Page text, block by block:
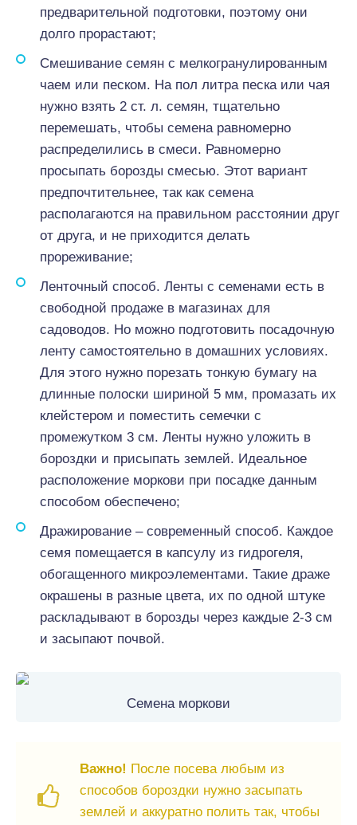
предварительной подготовки, поэтому они
долго прорастают;
Смешивание семян с мелкогранулированным
чаем или песком. На пол литра песка или чая
нужно взять 2 ст. л. семян, тщательно
перемешать, чтобы семена равномерно
распределились в смеси. Равномерно
просыпать борозды смесью. Этот вариант
предпочтительнее, так как семена
располагаются на правильном расстоянии друг
от друга, и не приходится делать
прореживание;
Ленточный способ. Ленты с семенами есть в
свободной продаже в магазинах для
садоводов. Но можно подготовить посадочную
ленту самостоятельно в домашних условиях.
Для этого нужно порезать тонкую бумагу на
длинные полоски шириной 5 мм, промазать их
клейстером и поместить семечки с
промежутком 3 см. Ленты нужно уложить в
бороздки и присыпать землей. Идеальное
расположение моркови при посадке данным
способом обеспечено;
Дражирование – современный способ. Каждое
семя помещается в капсулу из гидрогеля,
обогащенного микроэлементами. Такие драже
окрашены в разные цвета, их по одной штуке
раскладывают в борозды через каждые 2-3 см
и засыпают почвой.
Семена моркови
Важно! После посева любым из
способов бороздки нужно засыпать
землей и аккуратно полить так, чтобы